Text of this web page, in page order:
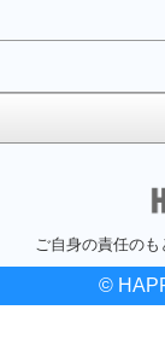
ご自身の責任の
©